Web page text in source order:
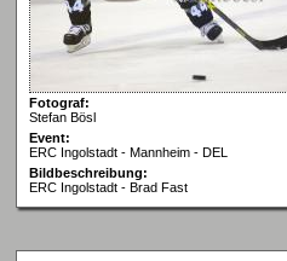
Fotograf:
Stefan Bösl
Event:
ERC Ingolstadt - Mannheim - DEL
Bildbeschreibung:
ERC Ingolstadt - Brad Fast